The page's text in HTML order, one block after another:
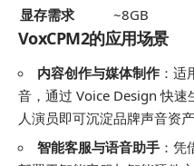
显存需求 ~8GB
VoxCPM2的应用场景
内容创作与媒体制作 ：
音，通过 Voice Design 快
人演员即可沉淀品牌声音资产
智能客服与语音助手 ：